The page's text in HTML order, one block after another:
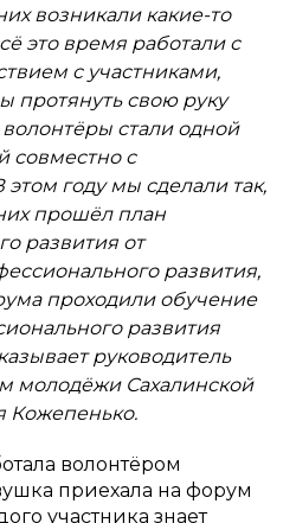
возникали какие-то
это время работали с
с участниками,
протянуть свою руку
стали одной
совместно с
году мы сделали так,
прошёл план
развития от
развития,
проходили обучение
развития
руководитель
молодёжи Сахалинской
Кожепенько.
волонтёром
приехала на форум
участника знает